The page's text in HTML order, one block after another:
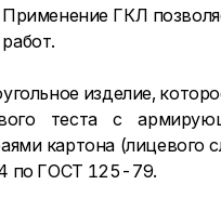
Применение ГКЛ
изделие,
теста с
картона (лицевого
по ГОСТ 125-79.